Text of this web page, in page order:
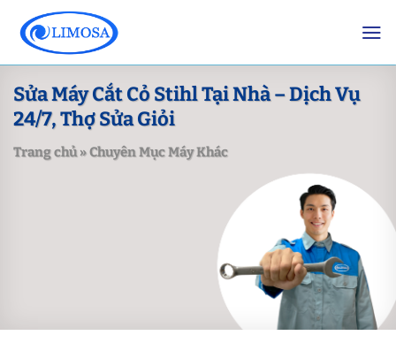
content
Sửa Máy Cắt Cỏ Stihl Tại Nhà – Dịch Vụ
24/7, Thợ Sửa Giỏi
Trang chủ»Chuyên Mục Máy Khác